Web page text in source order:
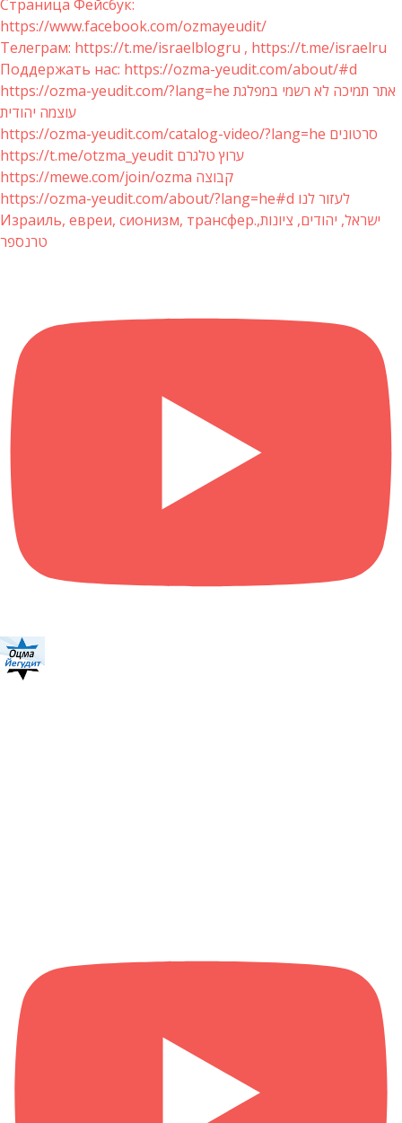
Страница Фейсбук:
https://www.facebook.com/ozmayeudit/
Телеграм: https://t.me/israelblogru , https://t.me/israelru
Поддержать нас: https://ozma-yeudit.com/about/#d
https://ozma-yeudit.com/?lang=he אתר תמיכה לא רשמי במפלגת
עוצמה יהודית
https://ozma-yeudit.com/catalog-video/?lang=he סרטונים
https://t.me/otzma_yeudit ערוץ טלגרם
https://mewe.com/join/ozma קבוצה
https://ozma-yeudit.com/about/?lang=he#d לעזור לנו
Израиль, евреи, сионизм, трансфер.ישראל, יהודים, ציונות,
טרנספר